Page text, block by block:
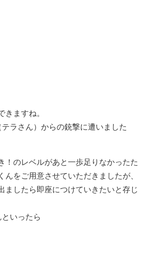
ますね。
ラさん）からの銃撃に遭いました
！のレベルがあと一歩足りなかったた
んをご用意させていただきましたが、
ましたら即座につけていきたいと存じ
いったら